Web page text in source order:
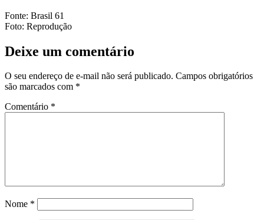
Fonte: Brasil 61
Foto: Reprodução
Deixe um comentário
O seu endereço de e-mail não será publicado. Campos obrigatórios
são marcados com *
Comentário *
Nome *